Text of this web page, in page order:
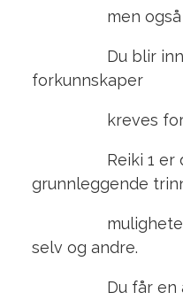
men også
Du blir innviet
forkunnskaper
kreves for å
Reiki 1 er
grunnleggende
muligheten til
selv og andre.
Du får en